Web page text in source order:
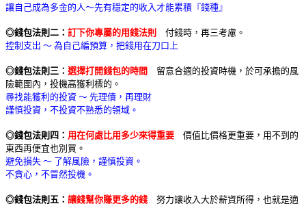
讓自己成為多金的人～先有穩定的收入才能累積『錢種』
◎錢包法則二： 訂下你專屬的用錢法則
付錢時，再三考慮。
控制支出 ～ 為自己編預算，把錢用在刀口上
◎錢包法則三： 選擇打開錢包的時間
留意合適的投資時機，於可承擔的風
險範圍內，投機高獲利標的。
尋找能獲利的投資 ～ 先理債，再理財
謹慎投資，不投資不熟悉的領域。
◎錢包法則四： 用在何處比用多少來得重要
價值比價格更重要，用不到的
東西再便宜也別買。
避免損失 ～ 了解風險，謹慎投資。
不貪心，不冒然投機。
◎錢包法則五： 讓錢幫你賺更多的錢
努力讓收入大於薪資所得，也就是適